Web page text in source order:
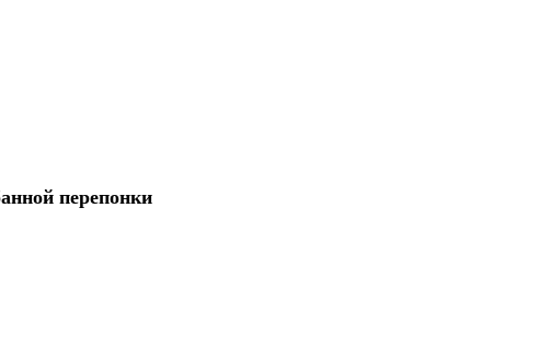
перепонки